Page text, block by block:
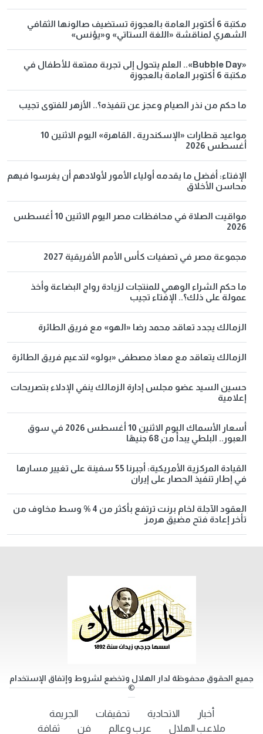
مكتبة 6 أكتوبر العامة بالعجوزة تستضيف صالونها الثقافي
الشهري لمناقشة «اللغة الستاتي» و«يؤنس»
«Bubble Day».. العلم يتحول إلى تجربة ممتعة للأطفال في
مكتبة 6 أكتوبر العامة بالعجوزة
ما حكم من نذر الصيام وعجز عن تنفيذه؟.. الأزهر للفتوى تجيب
مواعيد قطارات «الإسكندرية ـ القاهرة» اليوم الاثنين 10
أغسطس 2026
الإفتاء: أفضل ما يقدمه أولياء الأمور لأولادهم أن يغرسوا فيهم
محاسن الأخلاق
مواقيت الصلاة في محافظات مصر اليوم الاثنين 10 أغسطس
2026
مجموعة مصر في تصفيات كأس الأمم الأفريقية 2027
ما حكم الشراء الوهمي للمنتجات لزيادة رواج البضاعة وأخذ
عمولة على ذلك؟.. الإفتاء تجيب
الزمالك يجدد تعاقد محمد رضا «الهو» مع فريق الطائرة
الزمالك يتعاقد مع معاذ مصطفى «بولو» لتدعيم فريق الطائرة
حسين السيد عضو مجلس إدارة الزمالك ينفي الإدلاء بتصريحات
إعلامية
أسعار الأسماك اليوم الاثنين 10 أغسطس 2026 في سوق
العبور.. البلطي يبدأ من 68 جنيهًا
القيادة المركزية الأمريكية: أجبرنا 55 سفينة على تغيير مسارها
في إطار تنفيذ الحصار على إيران
العقود الآجلة لخام برنت ترتفع بأكثر من 4 % وسط مخاوف من
تأخر إعادة فتح مضيق هرمز
جميع الحقوق محفوظة لدار الهلال وتخضع لشروط وإتفاق الإستخدام
©
أخبار الاتحادية تحقيقات
الجريمة
ملاعب الهلال
عرب وعالم فن ثقافة